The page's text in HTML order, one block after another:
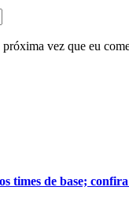
vez que eu
times de base;